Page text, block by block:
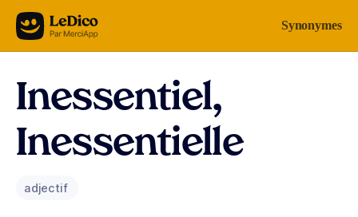
Aller au contenu Synonymes
Inessentiel,
Inessentielle
adjectif